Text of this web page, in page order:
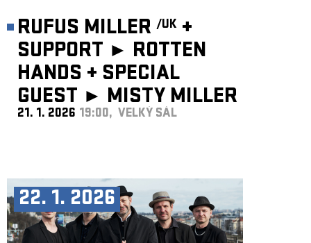
RUFUS MILLER /UK +
SUPPORT ► ROTTEN
HANDS + SPECIAL
GUEST ► MISTY MILLER
/UK
21. 1. 2026 19:00, VELKÝ SÁL
22. 1. 2026